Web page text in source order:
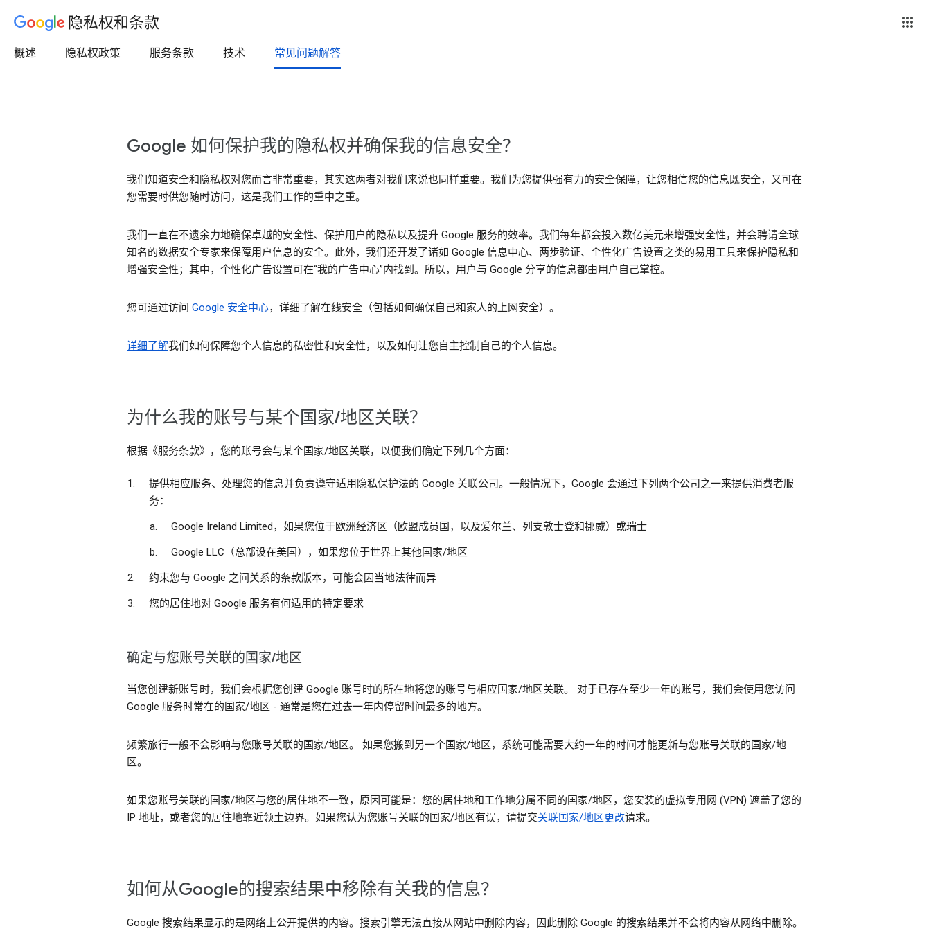
隐私权和条款
概述 隐私权政策 服务条款 技术 常见问题解答
Google 如何保护我的隐私权并确保我的信息安全？
我们知道安全和隐私权对您而言非常重要，其实这两者对我们来说也同样重要。我们为您提供强有力的安全保障，让您相信您的信息既安全，又可在
您需要时供您随时访问，这是我们工作的重中之重。
我们一直在不遗余力地确保卓越的安全性、保护用户的隐私以及提升 Google 服务的效率。我们每年都会投入数亿美元来增强安全性，并会聘请全球
知名的数据安全专家来保障用户信息的安全。此外，我们还开发了诸如 Google 信息中心、两步验证、个性化广告设置之类的易用工具来保护隐私和
增强安全性；其中，个性化广告设置可在“我的广告中心”内找到。所以，用户与 Google 分享的信息都由用户自己掌控。
您可通过访问 Google 安全中心，详细了解在线安全（包括如何确保自己和家人的上网安全）。
详细了解我们如何保障您个人信息的私密性和安全性，以及如何让您自主控制自己的个人信息。
为什么我的账号与某个国家/地区关联？
根据《服务条款》，您的账号会与某个国家/地区关联，以便我们确定下列几个方面：
提供相应服务、处理您的信息并负责遵守适用隐私保护法的 Google 关联公司。一般情况下，Google 会通过下列两个公司之一来提供消费者服
务：
Google Ireland Limited，如果您位于欧洲经济区（欧盟成员国，以及爱尔兰、列支敦士登和挪威）或瑞士
Google LLC（总部设在美国），如果您位于世界上其他国家/地区
约束您与 Google 之间关系的条款版本，可能会因当地法律而异
您的居住地对 Google 服务有何适用的特定要求
确定与您账号关联的国家/地区
当您创建新账号时，我们会根据您创建 Google 账号时的所在地将您的账号与相应国家/地区关联。 对于已存在至少一年的账号，我们会使用您访问
Google 服务时常在的国家/地区 - 通常是您在过去一年内停留时间最多的地方。
频繁旅行一般不会影响与您账号关联的国家/地区。 如果您搬到另一个国家/地区，系统可能需要大约一年的时间才能更新与您账号关联的国家/地
区。
如果您账号关联的国家/地区与您的居住地不一致，原因可能是：您的居住地和工作地分属不同的国家/地区，您安装的虚拟专用网 (VPN) 遮盖了您的
IP 地址，或者您的居住地靠近领土边界。如果您认为您账号关联的国家/地区有误，请提交关联国家/地区更改请求。
如何从Google的搜索结果中移除有关我的信息？
Google 搜索结果显示的是网络上公开提供的内容。搜索引擎无法直接从网站中删除内容，因此删除 Google 的搜索结果并不会将内容从网络中删除。